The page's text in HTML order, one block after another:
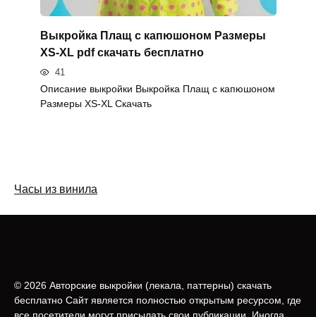
Выкройка Плащ с капюшоном Размеры
XS-XL pdf скачать бесплатно
41
Описание выкройки Выкройка Плащ с капюшоном
Размеры XS-XL Скачать
Часы из винила
© 2026 Авторские выкройки (лeкала, паттерны) скачать
бесплатно Сайт является полностью открытым ресурсом, где